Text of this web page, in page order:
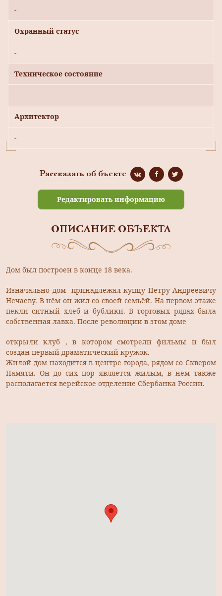
-
Охранный статус
-
Техническое состояние
-
Архитектор
-
Рассказать об бъекте
Редактировать информацию
ОПИСАНИЕ ОБЪЕКТА
Дом был построен в конце 18 века.
Изначально дом принадлежал купцу Петру Андреевичу
Нечаеву. В нём он жил со своей семьёй. На первом этаже
пекли ситный хлеб и бублики. В торговых рядах была
собственная лавка. После революции в этом доме
открыли клуб , в котором смотрели фильмы и был
создан первый драматический кружок.
Жилой дом находится в центре города, рядом со Сквером
Памяти. Он до сих пор является жилым, в нем также
располагается верейское отделение Сбербанка России.